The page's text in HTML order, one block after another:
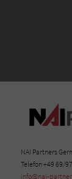
NAI Partners
Telefon +49 69/
info@nai-